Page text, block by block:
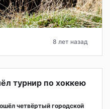
8 лет назад
турнир по хоккею
четвёртый городской